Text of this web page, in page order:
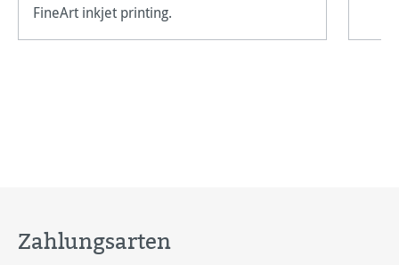
FineArt inkjet printing.
Zahlungsarten